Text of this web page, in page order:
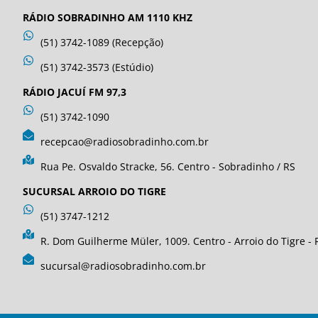
RÁDIO SOBRADINHO AM 1110 KHZ
(51) 3742-1089 (Recepção)
(51) 3742-3573 (Estúdio)
RÁDIO JACUÍ FM 97,3
(51) 3742-1090
recepcao@radiosobradinho.com.br
Rua Pe. Osvaldo Stracke, 56. Centro - Sobradinho / RS
SUCURSAL ARROIO DO TIGRE
(51) 3747-1212
R. Dom Guilherme Müler, 1009. Centro - Arroio do Tigre -
sucursal@radiosobradinho.com.br